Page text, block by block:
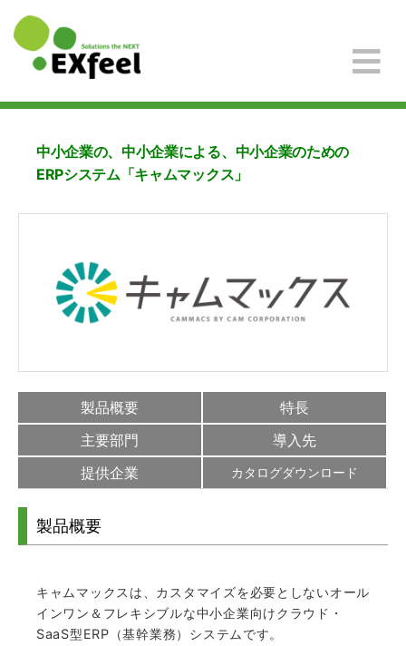
中小企業の、中小企業による、中小企業のための
ERPシステム「キャムマックス」
製品概要
特長
主要部門
導入先
提供企業
カタログダウンロード
製品概要
キャムマックスは、カスタマイズを必要としないオール
インワン＆フレキシブルな中小企業向けクラウド・
SaaS型ERP（基幹業務）システムです。